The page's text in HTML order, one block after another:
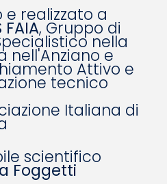
realizzato a
FAIA, Gruppo di
nella
nell'Anziano e
Attivo e
tecnico
Italiana di
scientifico
Foggetti